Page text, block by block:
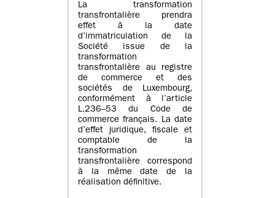
La transformation
transfrontalière prendra
effet à la date
d’immatriculation de la
Société issue de la
transformation
transfrontalière au registre
de commerce et des
sociétés de Luxembourg,
conformément à l’article
L.236–53 du Code de
commerce français. La date
d’effet juridique, fiscale et
comptable de la
transformation
transfrontalière correspond
à la même date de la
réalisation définitive.